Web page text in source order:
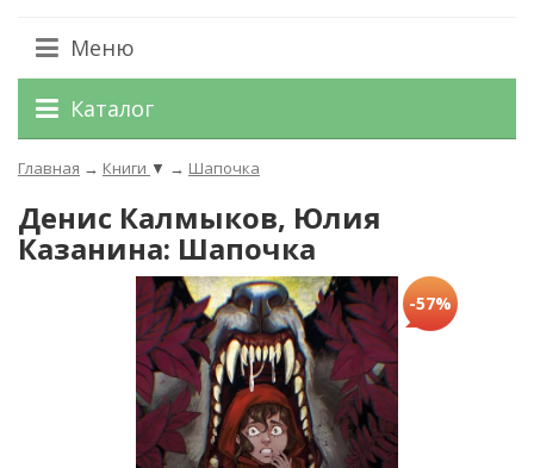
Меню
Каталог
Главная → Книги ▼ → Шапочка
Денис Калмыков, Юлия
Казанина: Шапочка
-57%